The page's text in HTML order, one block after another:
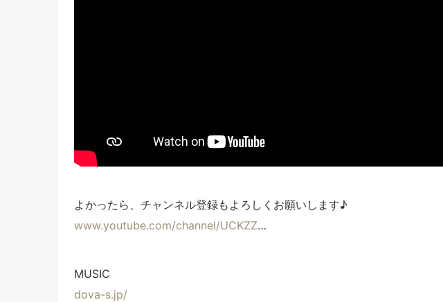
よかったら、チャンネル登録もよろしくお願いします♪
www.youtube.com/channel/UCKZZ…
MUSIC
dova-s.jp/